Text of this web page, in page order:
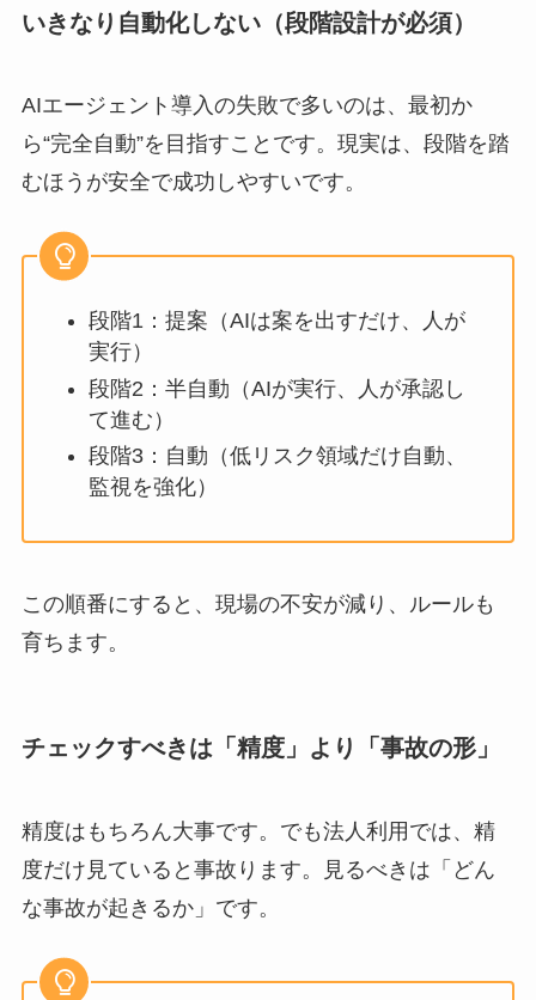
いきなり自動化しない（段階設計が必須）
AIエージェント導入の失敗で多いのは、最初か
ら“完全自動”を目指すことです。現実は、段階を踏
むほうが安全で成功しやすいです。
段階1：提案（AIは案を出すだけ、人が
実行）
段階2：半自動（AIが実行、人が承認し
て進む）
段階3：自動（低リスク領域だけ自動、
監視を強化）
この順番にすると、現場の不安が減り、ルールも
育ちます。
チェックすべきは「精度」より「事故の形」
精度はもちろん大事です。でも法人利用では、精
度だけ見ていると事故ります。見るべきは「どん
な事故が起きるか」です。